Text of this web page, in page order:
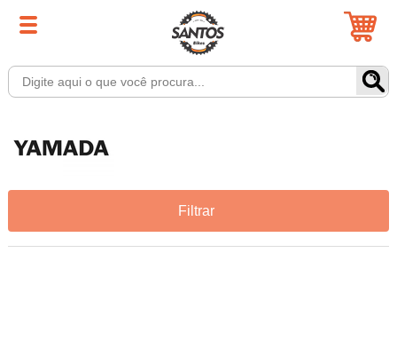
Filtrar